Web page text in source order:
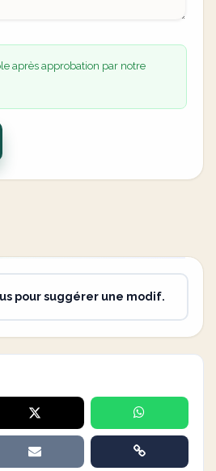
après approbation par notre
pour suggérer une modif.